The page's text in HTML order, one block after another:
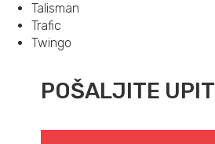
Talisman
Trafic
Twingo
POŠALJITE UPIT